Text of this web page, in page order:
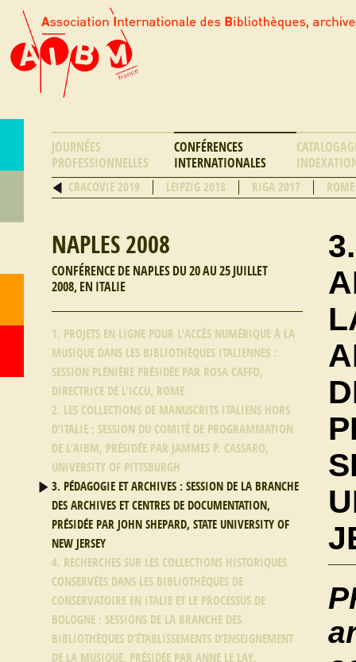
JOURNÉES
PROFESSIONNELLES
CONFÉRENCES
INTERNATIONALES
CRACOVIE 2019 LEIPZIG 2018 RIGA 2017
NAPLES 2008
CONFÉRENCE DE NAPLES DU 20 AU 25 JUILLET
2008, EN ITALIE
1. PROJETS EN LIGNE POUR L’ACCÈS NUMÉRIQUE À LA
MUSIQUE DANS LES BIBLIOTHÈQUES ITALIENNES :
SESSION PLÉNIÈRE PRÉSIDÉE PAR ROSA CAFFO,
DIRECTRICE DE L’ICCU, ROME
2. LES COLLECTIONS DE MANUSCRITS ITALIENS HORS
D’ITALIE : SESSION DU COMITÉ DE PROGRAMMATION
DE L’AIBM, PRÉSIDÉE PAR JAMMES P. CASSARO,
UNIVERSITY OF PITTSBURGH
3. PÉDAGOGIE ET ARCHIVES : SESSION DE LA BRANCHE
DES ARCHIVES ET CENTRES DE DOCUMENTATION,
PRÉSIDÉE PAR JOHN SHEPARD, STATE UNIVERSITY OF
NEW JERSEY
4. RECHERCHES SUR LES COLLECTIONS HISTORIQUES
CONSERVÉES DANS LES BIBLIOTHÈQUES DE
CONSERVATOIRE EN ITALIE ET LE PROCESSUS DE
BOLOGNE : SESSIONS DE LA BRANCHE DES
BIBLIOTHÈQUES D’ÉTABLISSEMENTS D’ENSEIGNEMENT
DE LA MUSIQUE, PRÉSIDÉE PAR ANNE LE LAY,